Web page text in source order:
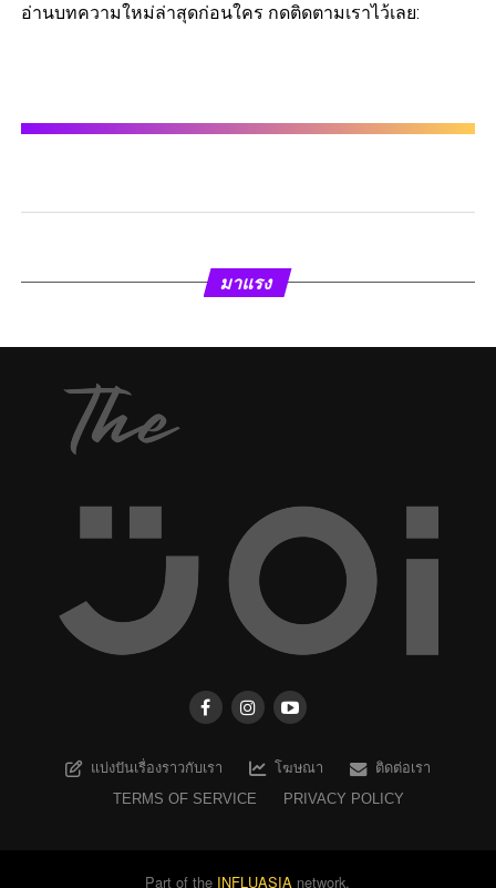
อ่านบทความใหม่ล่าสุดก่อนใคร กดติดตามเราไว้เลย:
มาแรง
แบ่งปันเรื่องราวกับเรา โฆษณา
ติดต่อเรา
TERMS OF SERVICE
PRIVACY POLICY
Part of the INFLUASIA network.